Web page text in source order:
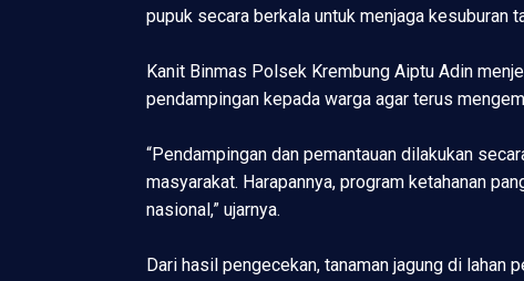
pupuk secara berkala untuk menjaga kesuburan
Kanit Binmas Polsek Krembung Aiptu Adin
pendampingan kepada warga agar terus
“Pendampingan dan pemantauan dilakukan
masyarakat. Harapannya, program ketahanan
nasional,” ujarnya.
Dari hasil pengecekan, tanaman jagung di lahan